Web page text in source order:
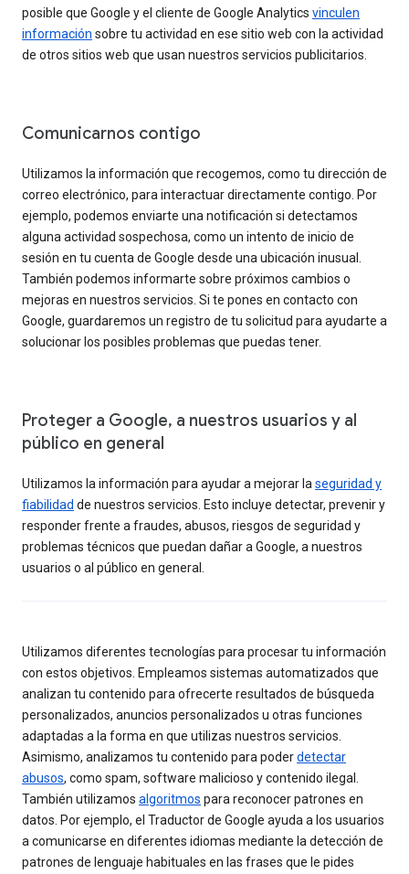
posible que Google y el cliente de Google Analytics vinculen
información sobre tu actividad en ese sitio web con la actividad
de otros sitios web que usan nuestros servicios publicitarios.
Comunicarnos contigo
Utilizamos la información que recogemos, como tu dirección de
correo electrónico, para interactuar directamente contigo. Por
ejemplo, podemos enviarte una notificación si detectamos
alguna actividad sospechosa, como un intento de inicio de
sesión en tu cuenta de Google desde una ubicación inusual.
También podemos informarte sobre próximos cambios o
mejoras en nuestros servicios. Si te pones en contacto con
Google, guardaremos un registro de tu solicitud para ayudarte a
solucionar los posibles problemas que puedas tener.
Proteger a Google, a nuestros usuarios y al
público en general
Utilizamos la información para ayudar a mejorar la seguridad y
fiabilidad de nuestros servicios. Esto incluye detectar, prevenir y
responder frente a fraudes, abusos, riesgos de seguridad y
problemas técnicos que puedan dañar a Google, a nuestros
usuarios o al público en general.
Utilizamos diferentes tecnologías para procesar tu información
con estos objetivos. Empleamos sistemas automatizados que
analizan tu contenido para ofrecerte resultados de búsqueda
personalizados, anuncios personalizados u otras funciones
adaptadas a la forma en que utilizas nuestros servicios.
Asimismo, analizamos tu contenido para poderdetectar
abusos, como spam, software malicioso y contenido ilegal.
También utilizamos algoritmos para reconocer patrones en
datos. Por ejemplo, el Traductor de Google ayuda a los usuarios
a comunicarse en diferentes idiomas mediante la detección de
patrones de lenguaje habituales en las frases que le pides